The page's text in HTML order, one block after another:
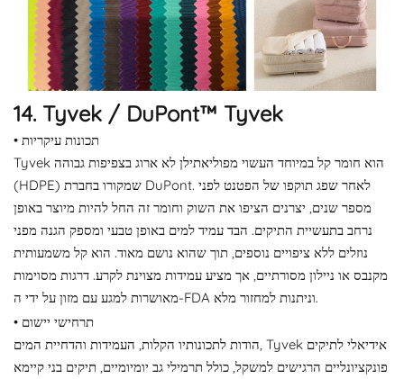
14. Tyvek / DuPont™ Tyvek
• תכונות עיקריות
Tyvek הוא חומר קל במיוחד העשוי מפוליאתילן לא ארוג בצפיפות גבוהה
(HDPE) שמקורו בחברת DuPont. לאחר שפג תוקפו של הפטנט לפני
מספר שנים, יצרנים הציפו את השוק וחומר זה החל להיות מיוצר באופן
נרחב בתעשיית התיקים. הבד עמיד למים באופן טבעי ומספק הגנה מפני
נוזלים ללא ציפויים נוספים, תוך שהוא נושם מאוד. הוא קל משמעותית
מקנבס או ניילון מסורתיים, אך מציע עמידות מצוינת לקרע. דרגות מסוימות
מאושרות למגע עם מזון על ידי ה-FDA וניתנות למחזור מלא.
• תרחישי יישום
הודות לתכונותיו הקלות, העמידות והדחיית המים, Tyvek אידיאלי לתיקים
פונקציונליים הרגישים למשקל, כולל תרמילי גב יומיומיים, תיקים בני קיימא